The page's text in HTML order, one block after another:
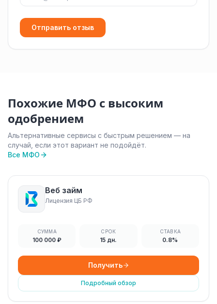
Отправить отзыв
Похожие МФО с высоким
одобрением
Альтернативные сервисы с быстрым решением — на
случай, если этот вариант не подойдёт.
Все МФО
Веб займ
Лицензия ЦБ РФ
СУММА
100 000 ₽
СРОК
15 дн.
СТАВКА
0.8%
Получить
Подробный обзор